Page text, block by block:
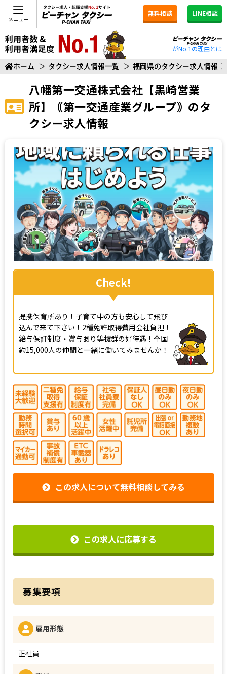
メニュー
無料相談 LINE相談
がNo.1の理由とは
ホーム ＞ タクシー求人情報一覧 ＞ 福岡県のタクシー求人情報 ＞
八幡第一交通株式会社【黒崎営業
所】｟第一交通産業グループ｠ のタ
クシー求人情報
Check!
提携保育所あり！子育て中の方も安心して飛び
込んで来て下さい！2種免許取得費用会社負担！
給与保証制度・賞与あり等抜群の好待遇！全国
約15,000人の仲間と一緒に働いてみませんか！
この求人について無料相談してみる
この求人に応募する
募集要項
雇用形態
正社員